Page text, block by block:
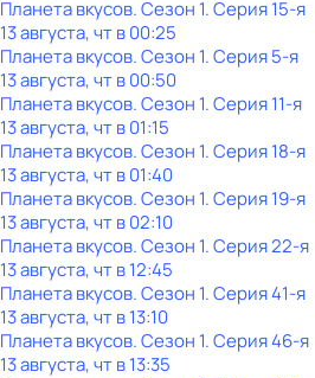
Планета вкусов. Сезон 1. Серия 15-я
13 августа, чт в 00:25
Планета вкусов. Сезон 1. Серия 5-я
13 августа, чт в 00:50
Планета вкусов. Сезон 1. Серия 11-я
13 августа, чт в 01:15
Планета вкусов. Сезон 1. Серия 18-я
13 августа, чт в 01:40
Планета вкусов. Сезон 1. Серия 19-я
13 августа, чт в 02:10
Планета вкусов. Сезон 1. Серия 22-я
13 августа, чт в 12:45
Планета вкусов. Сезон 1. Серия 41-я
13 августа, чт в 13:10
Планета вкусов. Сезон 1. Серия 46-я
13 августа, чт в 13:35